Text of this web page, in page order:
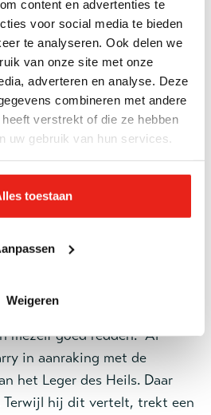
content en advertenties te
voor social media te bieden
te analyseren. Ook delen we
van onze site met onze
adverteren en analyse. Deze
combineren met andere
verstrekt of die ze hebben
uw gebruik van hun services.
toestaan
Weigeren
moest doen. Sindsdien
per week alsof ik in vrijheid
dat ik met het koor bezig
een jaar geleden, kwam ik
van het Leger des Heils
waren gelinkt aan
had de pastoor beloofd de
Afgelopen augustus kreeg
hij is meer een
mezelf goed redden.” Al
in aanraking met de
het Leger des Heils. Daar
Terwijl hij dit vertelt, trekt een